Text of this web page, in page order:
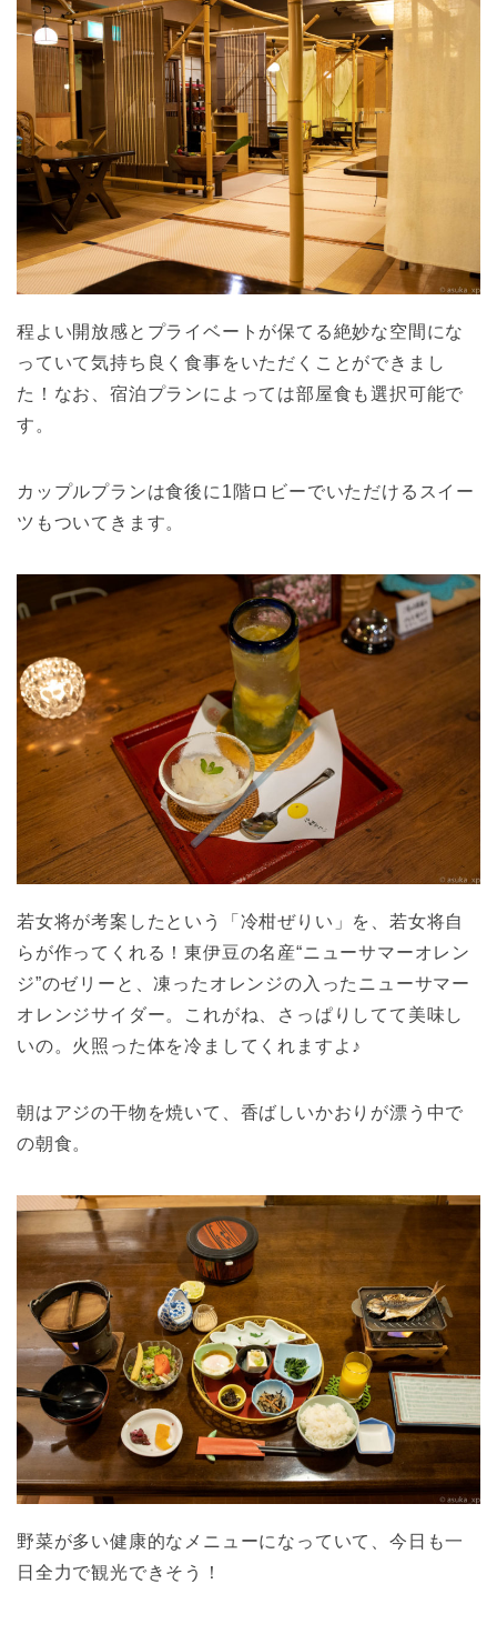
程よい開放感とプライベートが保てる絶妙な空間にな
っていて気持ち良く食事をいただくことができまし
た！なお、宿泊プランによっては部屋食も選択可能で
す。
カップルプランは食後に1階ロビーでいただけるスイー
ツもついてきます。
若女将が考案したという「冷柑ぜりい」を、若女将自
らが作ってくれる！東伊豆の名産“ニューサマーオレン
ジ”のゼリーと、凍ったオレンジの入ったニューサマー
オレンジサイダー。これがね、さっぱりしてて美味し
いの。火照った体を冷ましてくれますよ♪
朝はアジの干物を焼いて、香ばしいかおりが漂う中で
の朝食。
野菜が多い健康的なメニューになっていて、今日も一
日全力で観光できそう！